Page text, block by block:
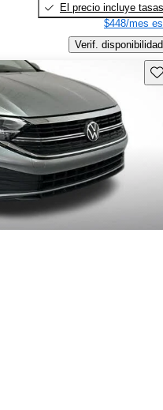
El precio incluye tasas
$448/mes
Verif. disponibilidad